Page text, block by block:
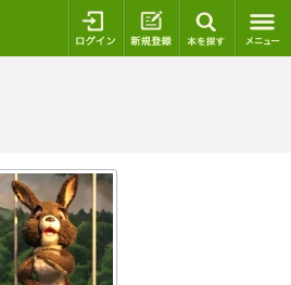
ログイン 新規登録